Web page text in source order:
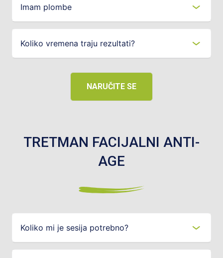
Imam plombe
Koliko vremena traju rezultati?
NARUČITE SE
TRETMAN FACIJALNI ANTI-
AGE
Koliko mi je sesija potrebno?